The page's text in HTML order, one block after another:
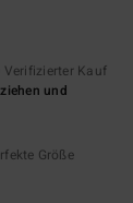
Verifizierter Kauf
und
Größe